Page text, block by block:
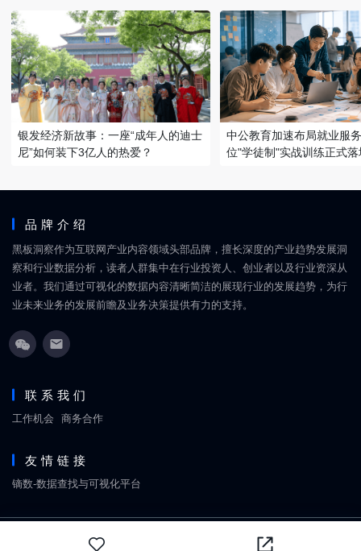
银发经济新故事：一座“成年人的迪士
尼”如何装下3亿人的热爱？
中公教育加速布局就业服
位"学徒制"实战训练正式落
品牌介绍
黑板洞察作为互联网产业内容领域头部品牌，擅长深度的产业趋势发展洞
察和行业数据分析，读者人群集中在行业投资人、创业者以及行业资深从
业者。我们通过可视化的数据内容清晰简洁的展现行业的发展趋势，为行
业未来业务的发展前瞻及业务决策提供有力的支持。
联系我们
工作机会 商务合作
友情链接
镝数-数据查找与可视化平台
Copyright © 2018-2026黑板洞察
北京丹禧福伦文化传媒有限